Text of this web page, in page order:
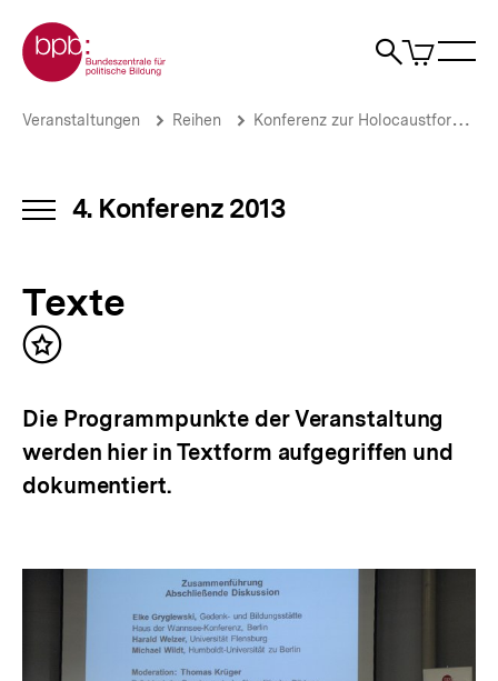
zum
Seiteninhalt
springen
Zur Startseite der bpb
Suche
Artikel
im
Texte
Ausgrenzungsgemeinschaft
Brotkrümelnavigation
Pfadnavigation
Veranstaltungen Reihen Konferenz zur Holocaustforschung
INHALTSNAVIGATION
4. Konferenz 2013
Texte
Inhalt
Die Programmpunkte der Veranstaltung
werden hier in Textform aufgegriffen und
dokumentiert.